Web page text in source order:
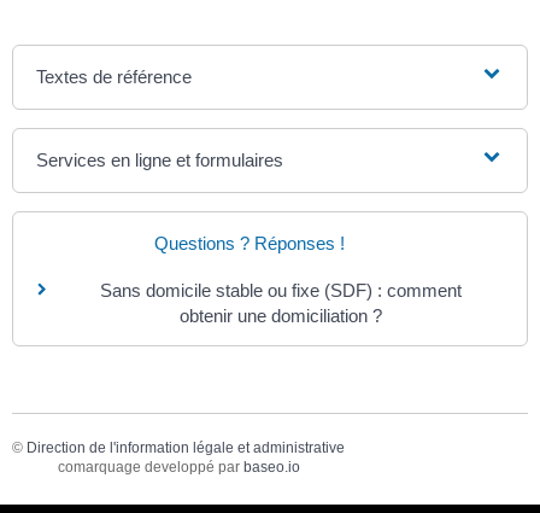
Textes de référence
Services en ligne et formulaires
Questions ? Réponses !
Sans domicile stable ou fixe (SDF) : comment
obtenir une domiciliation ?
© Direction de l'information légale et administrative
comarquage developpé par baseo.io